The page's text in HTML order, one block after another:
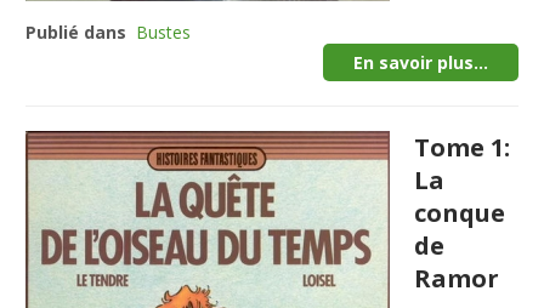
Publié dans Bustes
En savoir plus...
Tome 1:
La
conque
de
Ramor